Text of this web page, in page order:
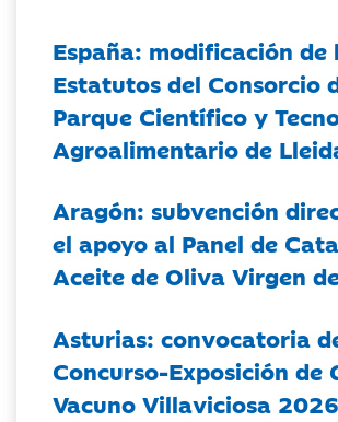
España: modificación de
Estatutos del Consorcio
Parque Científico y
Agroalimentario de
Aragón: subvención
el apoyo al Panel de
Aceite de Oliva Virgen
Asturias: convocatoria
Concurso-Exposición de
Vacuno Villaviciosa